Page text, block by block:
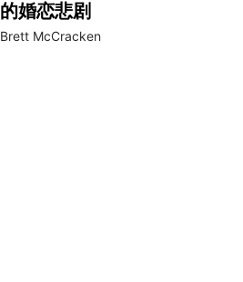
的婚恋悲剧
Brett McCracken